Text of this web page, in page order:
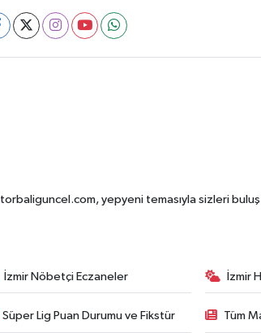
torbaliguncel.com, yepyeni temasıyla sizleri
İzmir Nöbetçi Eczaneler İzmir
Süper Lig Puan Durumu ve Fikstür Tüm